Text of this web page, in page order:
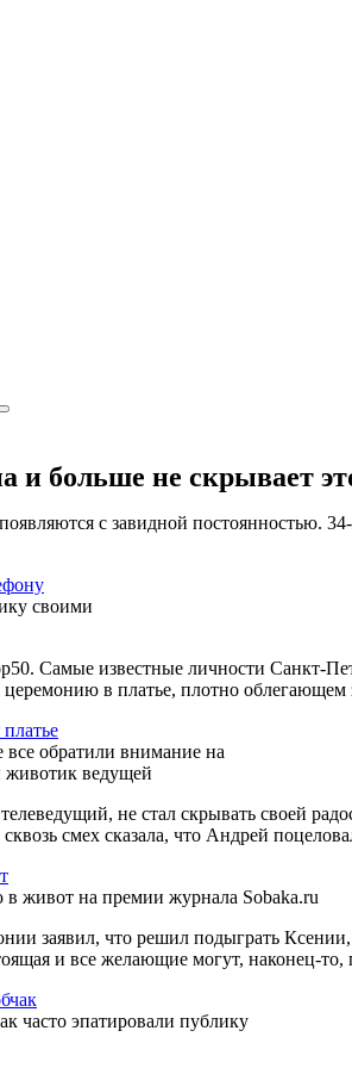
и больше не скрывает
появляются с завидной постоянностью.
своими
Самые известные личности Санкт-
в платье, плотно
обратили внимание на
ведущей
не стал скрывать своей
смех сказала, что Андрей
живот на премии журнала Sobaka.ru
заявил, что решил подыграть
и все желающие могут, наконец-
часто эпатировали публику